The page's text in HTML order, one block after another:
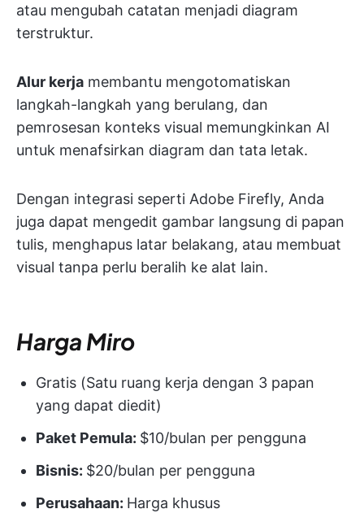
atau mengubah catatan menjadi diagram
terstruktur.
Alur kerja membantu mengotomatiskan
langkah-langkah yang berulang, dan
pemrosesan konteks visual memungkinkan AI
untuk menafsirkan diagram dan tata letak.
Dengan integrasi seperti Adobe Firefly, Anda
juga dapat mengedit gambar langsung di papan
tulis, menghapus latar belakang, atau membuat
visual tanpa perlu beralih ke alat lain.
Harga Miro
Gratis (Satu ruang kerja dengan 3 papan
yang dapat diedit)
Paket Pemula: $10/bulan per pengguna
Bisnis: $20/bulan per pengguna
Perusahaan: Harga khusus